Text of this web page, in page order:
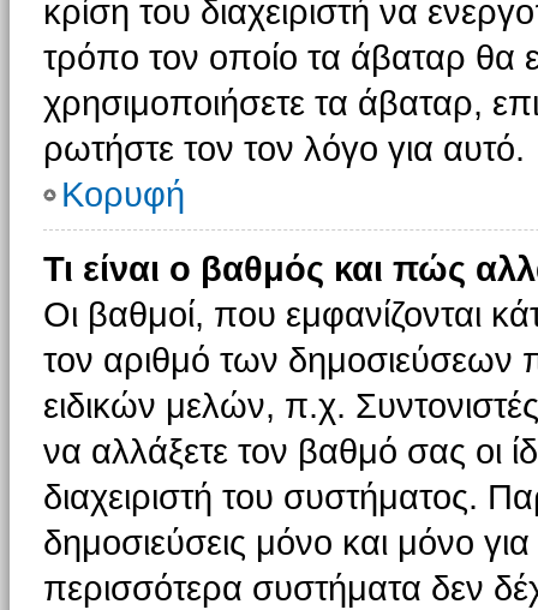
κρίση του διαχειριστή να
τρόπο τον οποίο τα άβαταρ θα
χρησιμοποιήσετε τα άβαταρ,
ρωτήστε τον τον λόγο για αυτό.
Κορυφή
Τι είναι ο βαθμός και πώς
Οι βαθμοί, που εμφανίζονται
τον αριθμό των δημοσιεύσεων
ειδικών μελών, π.χ.
να αλλάξετε τον βαθμό σας οι
διαχειριστή του συστήματος.
δημοσιεύσεις μόνο και μόνο
περισσότερα συστήματα δεν